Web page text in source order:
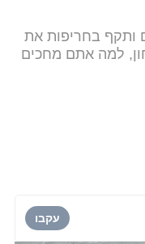
ותקף בחריפות את
למה אתם מחכים
עקבו